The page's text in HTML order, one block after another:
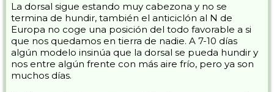
La dorsal sigue estando muy cabezona y no se
termina de hundir, también el anticiclón al N de
Europa no coge una posición del todo favorable a si
que nos quedamos en tierra de nadie. A 7-10 días
algún modelo insinúa que la dorsal se pueda hundir y
nos entre algún frente con más aire frío, pero ya son
muchos días.